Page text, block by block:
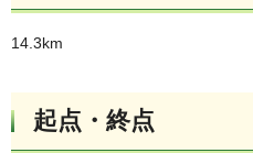
14.3km
起点・終点